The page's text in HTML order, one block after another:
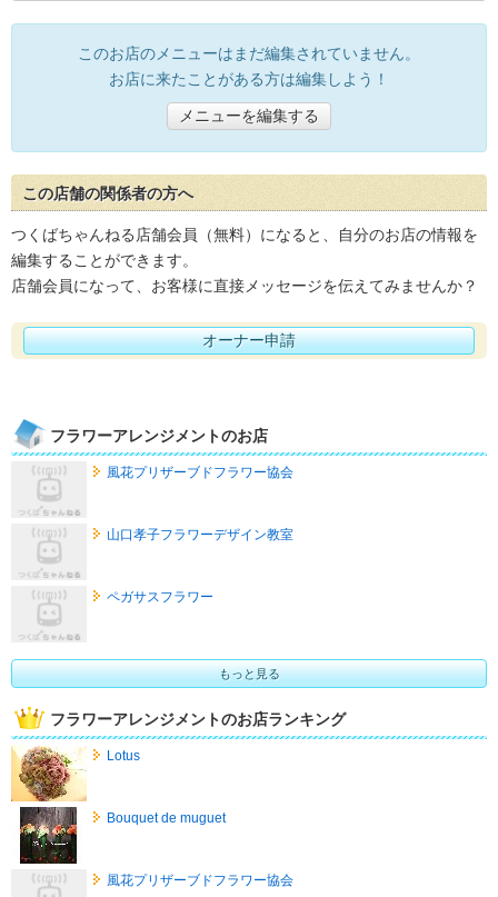
このお店のメニューはまだ編集されていません。
お店に来たことがある方は編集しよう！
メニューを編集する
この店舗の関係者の方へ
つくばちゃんねる店舗会員（無料）になると、自分のお店の情報を
編集することができます。
店舗会員になって、お客様に直接メッセージを伝えてみませんか？
オーナー申請
フラワーアレンジメントのお店
風花プリザーブドフラワー協会
山口孝子フラワーデザイン教室
ペガサスフラワー
もっと見る
フラワーアレンジメントのお店ランキング
Lotus
Bouquet de muguet
風花プリザーブドフラワー協会